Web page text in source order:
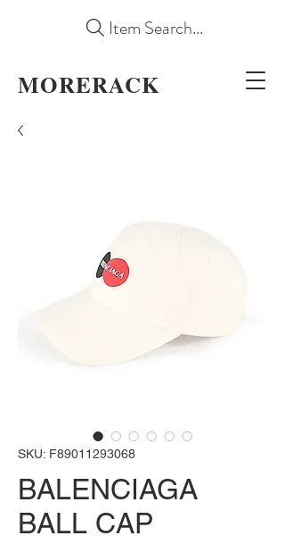
MORERACK
Item Search...
SKU: F89011293068
BALENCIAGA
BALL CAP